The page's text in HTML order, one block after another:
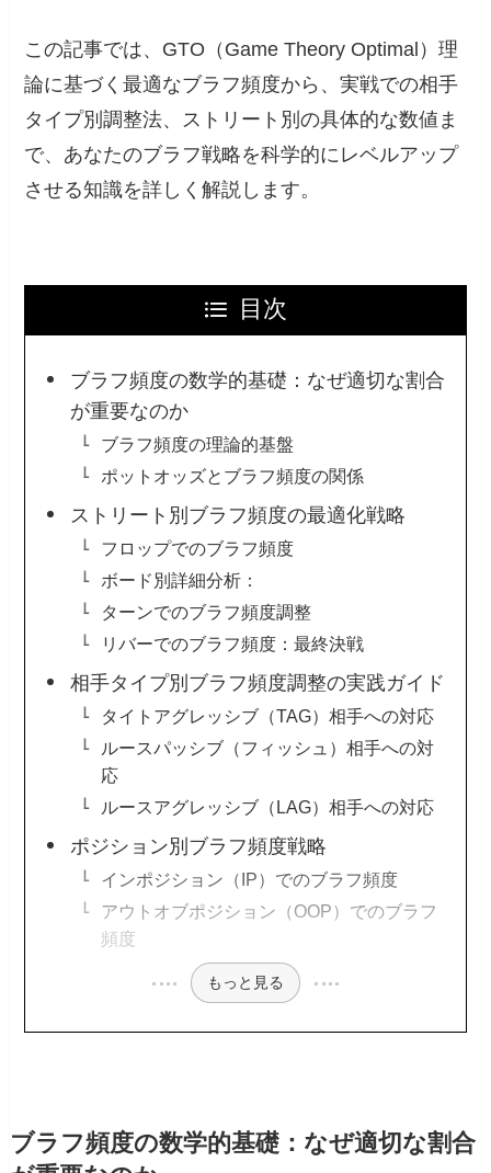
この記事では、GTO（Game Theory Optimal）理
論に基づく最適なブラフ頻度から、実戦での相手
タイプ別調整法、ストリート別の具体的な数値ま
で、あなたのブラフ戦略を科学的にレベルアップ
させる知識を詳しく解説します。
目次
ブラフ頻度の数学的基礎：なぜ適切な割合
が重要なのか
ブラフ頻度の理論的基盤
ポットオッズとブラフ頻度の関係
ストリート別ブラフ頻度の最適化戦略
フロップでのブラフ頻度
ボード別詳細分析：
ターンでのブラフ頻度調整
リバーでのブラフ頻度：最終決戦
相手タイプ別ブラフ頻度調整の実践ガイド
タイトアグレッシブ（TAG）相手への対応
ルースパッシブ（フィッシュ）相手への対
応
ルースアグレッシブ（LAG）相手への対応
ポジション別ブラフ頻度戦略
インポジション（IP）でのブラフ頻度
アウトオブポジション（OOP）でのブラフ
頻度
もっと見る
ブラフ頻度の数学的基礎：なぜ適切な割合